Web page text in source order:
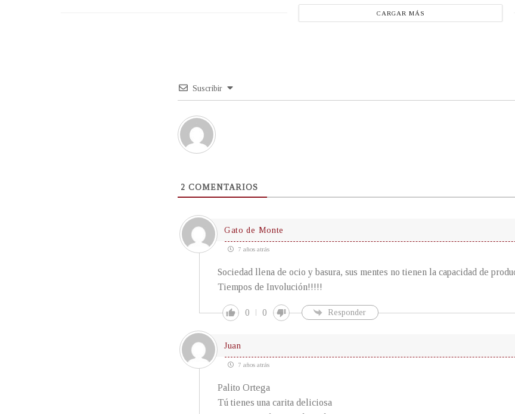
CARGAR MÁS
Suscribir
2 COMENTARIOS
Gato de Monte
7 años atrás
Sociedad llena de ocio y basura, sus mentes no tienen la capacidad de
Tiempos de Involución!!!!!
0 0 Responder
Juan
7 años atrás
Palito Ortega
Tú tienes una carita deliciosa